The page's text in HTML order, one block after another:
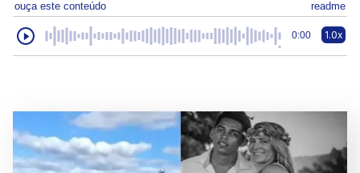
ouça este conteúdo readme
0:00 1.0x